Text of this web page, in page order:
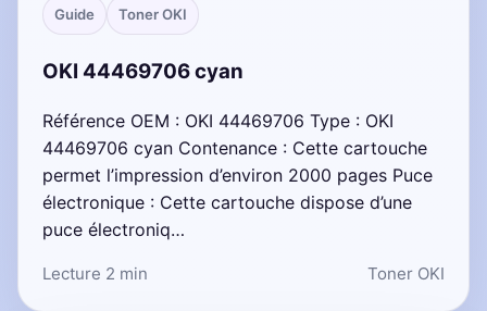
Guide Toner OKI
OKI 44469706 cyan
Référence OEM : OKI 44469706 Type : OKI
44469706 cyan Contenance : Cette cartouche
permet l’impression d’environ 2000 pages Puce
électronique : Cette cartouche dispose d’une
puce électroniq…
Lecture 2 min Toner OKI